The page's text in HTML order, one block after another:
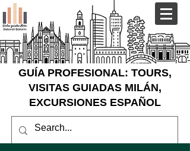
GUÍA PROFESIONAL: TOURS,
VISITAS GUIADAS MILÁN,
EXCURSIONES ESPAÑOL